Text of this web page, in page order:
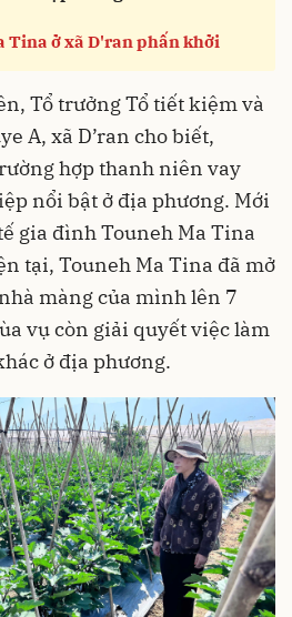
Tina ở xã D'ran phấn khởi
Tổ trưởng Tổ tiết kiệm và
A, xã D’ran cho biết,
hợp thanh niên vay
nổi bật ở địa phương. Mới
gia đình Touneh Ma Tina
tại, Touneh Ma Tina đã mở
màng của mình lên 7
vụ còn giải quyết việc làm
ở địa phương.